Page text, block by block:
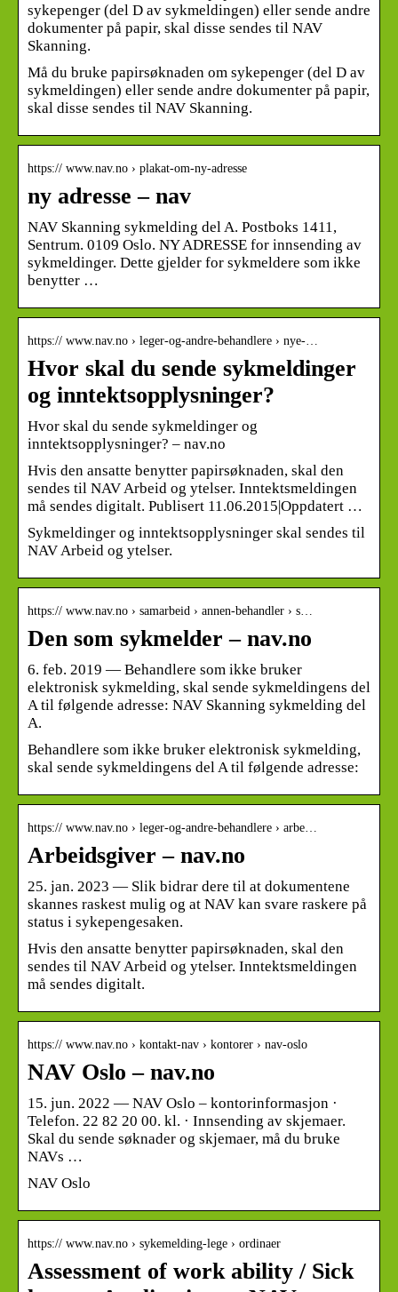
sykepenger (del D av sykmeldingen) eller sende andre
dokumenter på papir, skal disse sendes til NAV
Skanning.
Må du bruke papirsøknaden om sykepenger (del D av
sykmeldingen) eller sende andre dokumenter på papir,
skal disse sendes til NAV Skanning.
https:// www.nav.no › plakat-om-ny-adresse
ny adresse – nav
NAV Skanning sykmelding del A. Postboks 1411,
Sentrum. 0109 Oslo. NY ADRESSE for innsending av
sykmeldinger. Dette gjelder for sykmeldere som ikke
benytter …
https:// www.nav.no › leger-og-andre-behandlere › nye-…
Hvor skal du sende sykmeldinger
og inntektsopplysninger?
Hvor skal du sende sykmeldinger og
inntektsopplysninger? – nav.no
Hvis den ansatte benytter papirsøknaden, skal den
sendes til NAV Arbeid og ytelser. Inntektsmeldingen
må sendes digitalt. Publisert 11.06.2015|Oppdatert …
Sykmeldinger og inntektsopplysninger skal sendes til
NAV Arbeid og ytelser.
https:// www.nav.no › samarbeid › annen-behandler › s…
Den som sykmelder – nav.no
6. feb. 2019 — Behandlere som ikke bruker
elektronisk sykmelding, skal sende sykmeldingens del
A til følgende adresse: NAV Skanning sykmelding del
A.
Behandlere som ikke bruker elektronisk sykmelding,
skal sende sykmeldingens del A til følgende adresse:
https:// www.nav.no › leger-og-andre-behandlere › arbe…
Arbeidsgiver – nav.no
25. jan. 2023 — Slik bidrar dere til at dokumentene
skannes raskest mulig og at NAV kan svare raskere på
status i sykepengesaken.
Hvis den ansatte benytter papirsøknaden, skal den
sendes til NAV Arbeid og ytelser. Inntektsmeldingen
må sendes digitalt.
https:// www.nav.no › kontakt-nav › kontorer › nav-oslo
NAV Oslo – nav.no
15. jun. 2022 — NAV Oslo – kontorinformasjon ·
Telefon. 22 82 20 00. kl. · Innsending av skjemaer.
Skal du sende søknader og skjemaer, må du bruke
NAVs …
NAV Oslo
https:// www.nav.no › sykemelding-lege › ordinaer
Assessment of work ability / Sick